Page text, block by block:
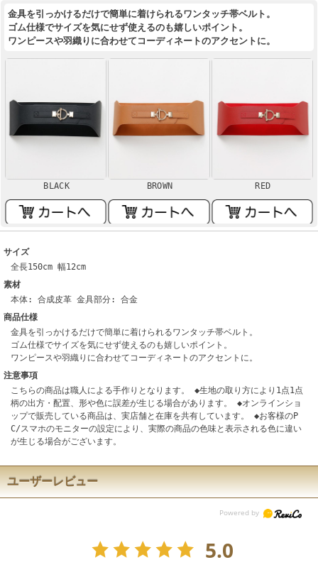
金具を引っかけるだけで簡単に着けられるワンタッチ帯ベルト。
ゴム仕様でサイズを気にせず使えるのも嬉しいポイント。
ワンピースや羽織りに合わせてコーディネートのアクセントに。
BLACK BROWN RED
サイズ
全長150cm 幅12cm
素材
本体: 合成皮革 金具部分: 合金
商品仕様
金具を引っかけるだけで簡単に着けられるワンタッチ帯ベルト。
ゴム仕様でサイズを気にせず使えるのも嬉しいポイント。
ワンピースや羽織りに合わせてコーディネートのアクセントに。
注意事項
こちらの商品は職人による手作りとなります。 ◆生地の取り方により1点1点
柄の出方・配置、形や色に誤差が生じる場合があります。 ◆オンラインショ
ップで販売している商品は、実店舗と在庫を共有しています。 ◆お客様のP
C/スマホのモニターの設定により、実際の商品の色味と表示される色に違い
が生じる場合がございます。
ユーザーレビュー
5.0